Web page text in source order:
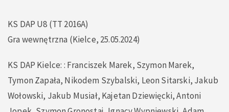
KS DAP U8 (TT 2016A)
Gra wewnętrzna (Kielce, 25.05.2024)
KS DAP Kielce: : Franciszek Marek, Szymon Marek,
Tymon Zapała, Nikodem Szybalski, Leon Sitarski, Jakub
Wołowski, Jakub Musiał, Kajetan Dziewięcki, Antoni